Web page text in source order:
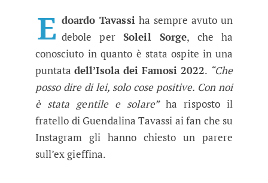
Isola dei Famosi, Edoardo
E doardo Tavassiha sempre avuto un
debole perSoleil Sorge, che ha
conosciuto in quanto è stata ospite in una
puntata dell’Isola dei Famosi 2022. “Che
posso dire di lei, solo cose positive. Con noi
è stata gentile e solare”ha risposto il
fratello di Guendalina Tavassi ai fan che su
Instagram gli hanno chiesto un parere
sull’ex gieffina.